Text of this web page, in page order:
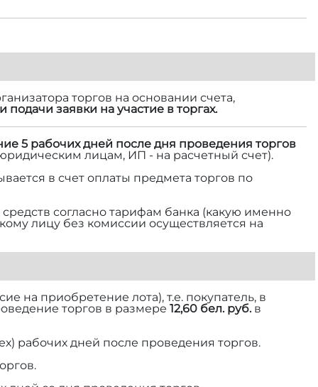
торгов на основании счета,
подачи заявки на участие в торгах.
5 рабочих дней после дня проведения торгов
лицам, ИП - на расчетный счет).
в счет оплаты предмета торгов по
согласно тарифам банка (какую именно
лицу без комиссии осуществляется на
на приобретение лота), т.е. покупатель, в
торгов в размере 12,60 бел. руб.в
рабочих дней после проведения торгов.